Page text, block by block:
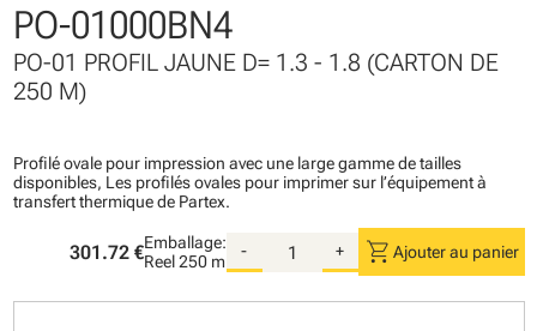
PO-01000BN4
PO-01 PROFIL JAUNE D= 1.3 - 1.8 (CARTON DE
250 M)
Profilé ovale pour impression avec une large gamme de tailles
disponibles, Les profilés ovales pour imprimer sur l’équipement à
transfert thermique de Partex.
301.72 €Emballage:
Reel250 m
- + shopping_cart Ajouter au panier